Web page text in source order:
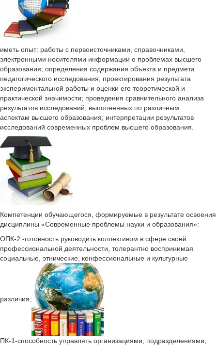
иметь опыт: работы с первоисточниками, справочниками,
электронными носителями информации о проблемах высшего
образования; определения содержания объекта и предмета
педагогического исследования; проектирования результата
экспериментальной работы и оценки его теоретической и
практической значимости; проведения сравнительного анализа
результатов исследований, выполненных по различным
аспектам высшего образования; интерпретации результатов
исследований современных проблем высшего образования.
Компетенции обучающегося, формируемые в результате освоения
дисциплины «Современные проблемы науки и образования»:
ОПК-2 -готовность руководить коллективом в сфере своей
профессиональной деятельности, толерантно воспринимая
социальные, этнические, конфессиональные и культурные
различия;
ПК-1-способность управлять организациями, подразделениями,